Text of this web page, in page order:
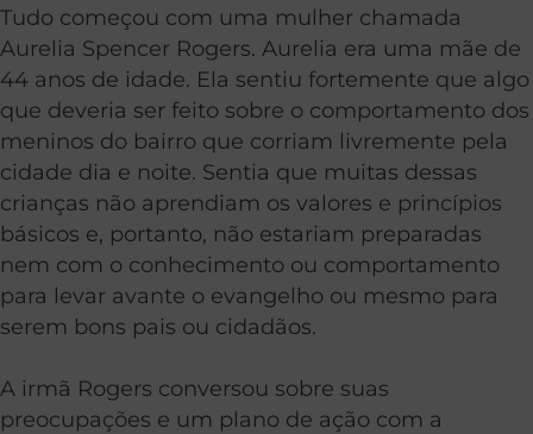
Tudo começou com uma mulher chamada
Aurelia Spencer Rogers. Aurelia era uma mãe de
44 anos de idade. Ela sentiu fortemente que algo
que deveria ser feito sobre o comportamento dos
meninos do bairro que corriam livremente pela
cidade dia e noite. Sentia que muitas dessas
crianças não aprendiam os valores e princípios
básicos e, portanto, não estariam preparadas
nem com o conhecimento ou comportamento
para levar avante o evangelho ou mesmo para
serem bons pais ou cidadãos.
A irmã Rogers conversou sobre suas
preocupações e um plano de ação com a